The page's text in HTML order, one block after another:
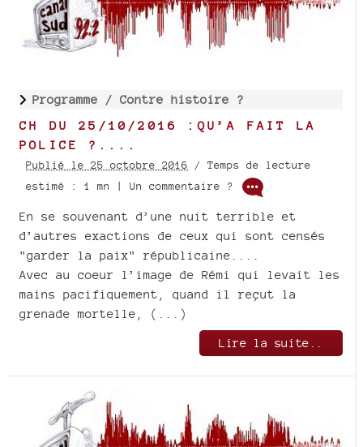
Programme / Contre histoire ?
CH DU 25/10/2016 :QU’A FAIT LA
POLICE ?....
Publié le 25 octobre 2016 / Temps de lecture
estimé : 1 mn | Un commentaire ?
En se souvenant d’une nuit terrible et
d’autres exactions de ceux qui sont censés
"garder la paix" républicaine....
Avec au coeur l’image de Rémi qui levait les
mains pacifiquement, quand il reçut la
grenade mortelle, (...)
Lire la suite..